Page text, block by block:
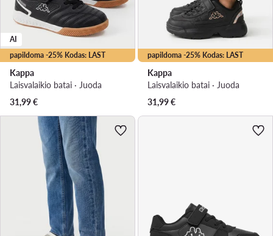
papildoma -25% Kodas: LAST
AI
Kappa
Laisvalaikio batai · Juoda
31,99€
papildoma -25% Kodas: LAST
Kappa
Laisvalaikio batai · Juoda
31,99€